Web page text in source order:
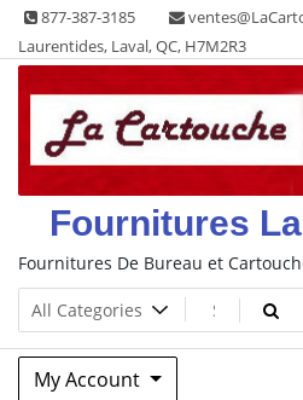
Skip
content
877-387-3185
Laurentides, Laval, QC, H7M2R3
Fournitures
Fournitures De Bureau et
My Account